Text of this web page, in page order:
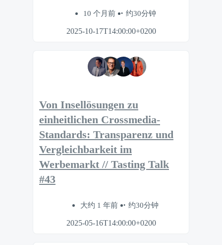
10 个月前 约30分钟
2025-10-17T14:00:00+0200
Von Insellösungen zu
einheitlichen Crossmedia-
Standards: Transparenz und
Vergleichbarkeit im
Werbemarkt // Tasting Talk
#43
大约 1 年前 约30分钟
2025-05-16T14:00:00+0200